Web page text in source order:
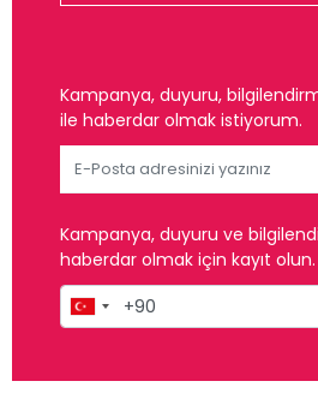
Kampanya, duyuru,
ile haberdar olmak istiyorum.
Kampanya, duyuru ve
haberdar olmak için kayıt olun.